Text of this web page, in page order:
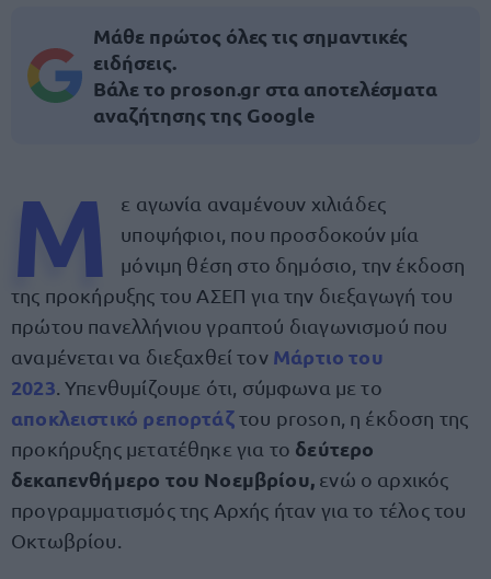
Μάθε πρώτος όλες τις σημαντικές
ειδήσεις.
Βάλε το proson.gr στα αποτελέσματα
αναζήτησης της Google
Μ
ε αγωνία αναμένουν χιλιάδες
υποψήφιοι, που προσδοκούν μία
μόνιμη θέση στο δημόσιο, την έκδοση
της προκήρυξης του ΑΣΕΠ για την διεξαγωγή του
πρώτου πανελλήνιου γραπτού διαγωνισμού που
αναμένεται να διεξαχθεί τον Μάρτιο του
2023 . Υπενθυμίζουμε ότι, σύμφωνα με το
αποκλειστικό ρεπορτάζτου proson, η έκδοση της
προκήρυξης μετατέθηκε για το δεύτερο
δεκαπενθήμερο του Νοεμβρίου, ενώ ο αρχικός
προγραμματισμός της Αρχής ήταν για το τέλος του
Οκτωβρίου.